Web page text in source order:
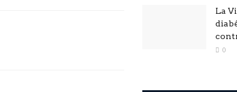
La
0